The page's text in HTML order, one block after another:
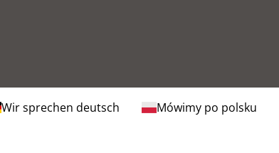
Wir sprechen deutsch Mówimy po polsku